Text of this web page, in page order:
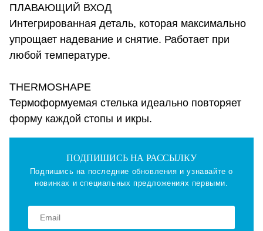
ПЛАВАЮЩИЙ ВХОД
Интегрированная деталь, которая максимально
упрощает надевание и снятие. Работает при
любой температуре.
THERMOSHAPE
Термоформуемая стелька идеально повторяет
форму каждой стопы и икры.
ПОДПИШИСЬ НА РАССЫЛКУ
Подпишись на последние обновления и узнавайте о
новинках и специальных предложениях первыми.